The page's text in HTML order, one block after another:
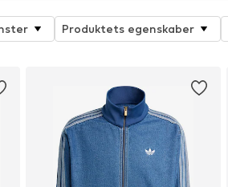
Produktets egenskaber